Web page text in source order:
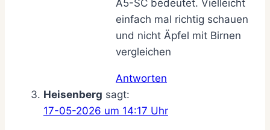
A5-SC bedeutet. Vielleicht
einfach mal richtig schauen
und nicht Äpfel mit Birnen
vergleichen
Antworten
Heisenberg sagt:
17-05-2026 um 14:17 Uhr